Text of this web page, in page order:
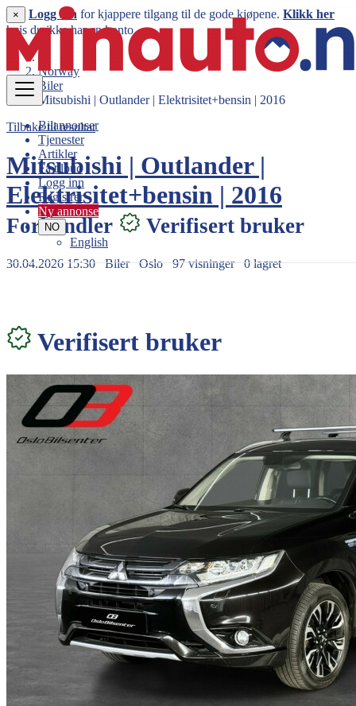
Bilannonser
Tjenester
Artikler
Få tilbud
Logg inn
Registrer
Ny annonse
NO
English
× Logg inn for kjappere tilgang til de gode kjøpene. Klikk her
hvis du ikke har en konto.
Norway
Biler
Mitsubishi | Outlander | Elektrisitet+bensin | 2016
Tilbake til resultat
Mitsubishi | Outlander |
Elektrisitet+bensin | 2016
Forhandler Verifisert bruker
30.04.2026 15:30 Biler Oslo 97 visninger 0 lagret
Verifisert bruker